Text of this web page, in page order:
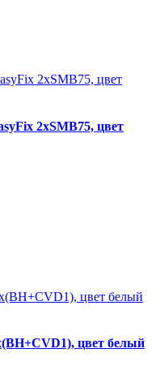
2хSMB75, цвет
цвет белый